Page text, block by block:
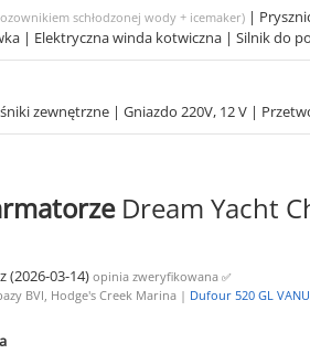
schłodzonej wody + icemaker) |
| Elektryczna winda kotwiczna | Silnik do
zewnętrzne | Gniazdo 220V, 12 V |
Dream Yacht
(2026-03-14)opinia zweryfikowana ✅
BVI, Hodge's Creek Marina | Dufour 520 GL